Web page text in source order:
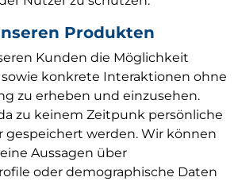
Produkten
Kunden die Möglichkeit
konkrete Interaktionen ohne
zu erheben und einzusehen.
zu keinem Zeitpunk persönliche
gespeichert werden. Wir können
Aussagen über
oder demographische Daten